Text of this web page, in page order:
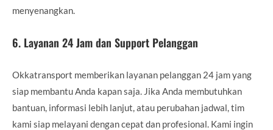
menyenangkan.
6. Layanan 24 Jam dan Support Pelanggan
Okkatransport memberikan layanan pelanggan 24 jam yang
siap membantu Anda kapan saja. Jika Anda membutuhkan
bantuan, informasi lebih lanjut, atau perubahan jadwal, tim
kami siap melayani dengan cepat dan profesional. Kami ingin